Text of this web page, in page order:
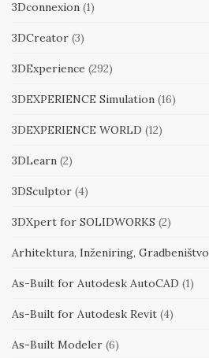
3Dconnexion (1)
3DCreator (3)
3DExperience (292)
3DEXPERIENCE Simulation (16)
3DEXPERIENCE WORLD (12)
3DLearn (2)
3DSculptor (4)
3DXpert for SOLIDWORKS (2)
Arhitektura, Inženiring, Gradbeništvo
As-Built for Autodesk AutoCAD (1)
As-Built for Autodesk Revit (4)
As-Built Modeler (6)